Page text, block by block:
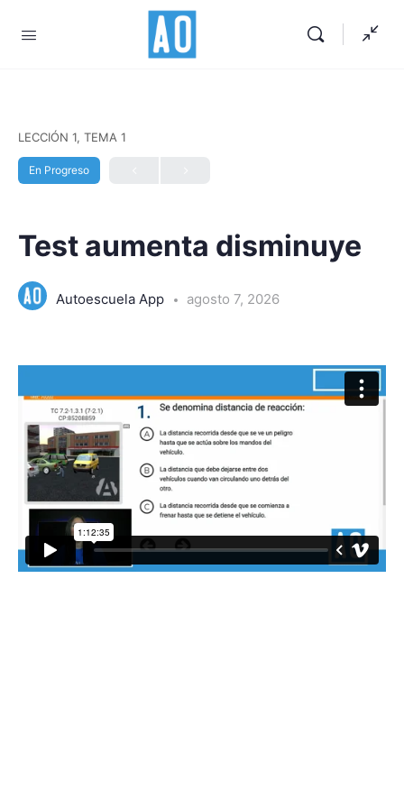
LECCIÓN 1, TEMA 1
En Progreso
Test aumenta disminuye
Autoescuela App agosto 7, 2026